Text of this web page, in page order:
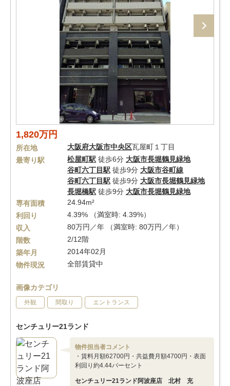
1,820万円
所在地 大阪府大阪市中央区瓦屋町１丁目
最寄り駅
松屋町駅 徒歩6分 大阪市長堀鶴見緑地
谷町六丁目駅 徒歩9分 大阪市谷町線
谷町六丁目駅 徒歩9分 大阪市長堀鶴見緑地
長堀橋駅 徒歩9分 大阪市長堀鶴見緑地
専有面積
24.94m²
利回り
4.39% （満室時: 4.39%）
収入
80万円／年 （満室時: 80万円／年）
階数
2/12階
築年月
2014年02月
物件現況
全部賃貸中
画像カテゴリ
外観 間取り エントランス
センチュリー21ランド
物件担当者コメント
・賃料月額62700円・共益費月額4700円・表面
利回り約4.44パーセント
センチュリー21ランド阿波座店 北村 充